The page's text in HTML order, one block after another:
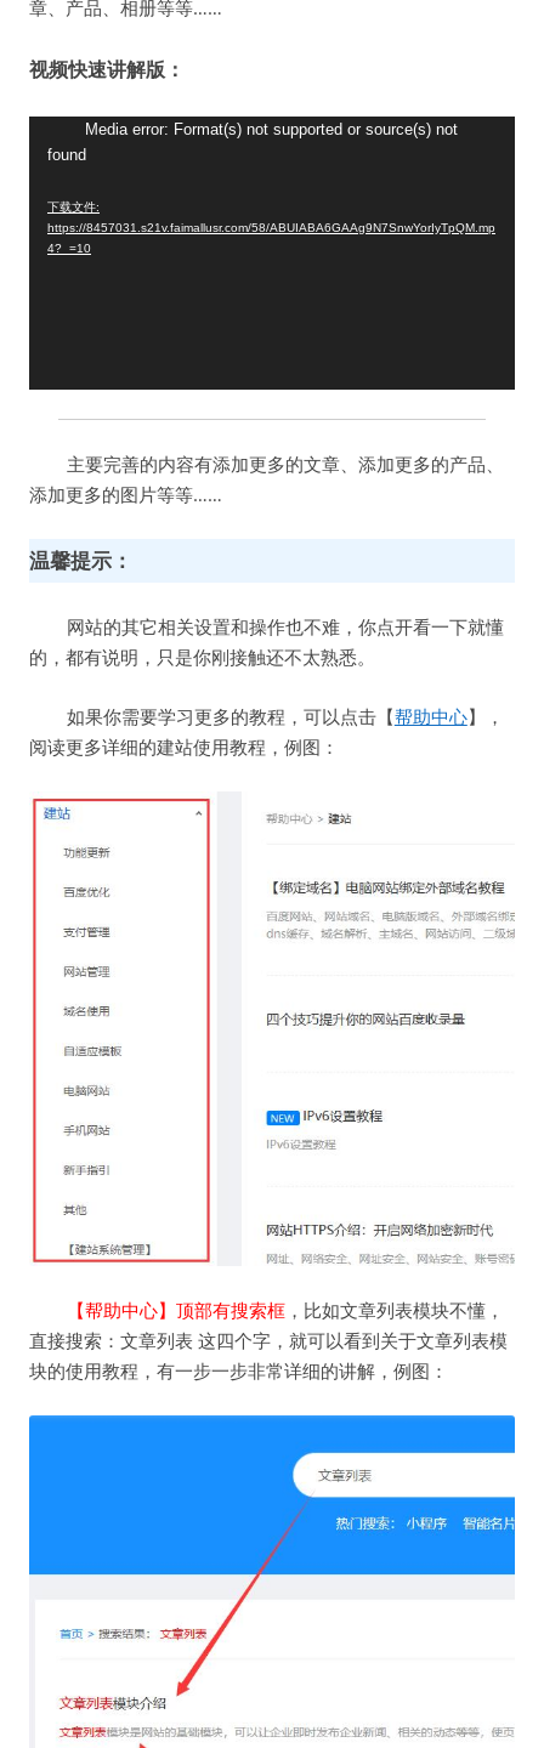
章、产品、相册等等……
视频快速讲解版：
Media error: Format(s) not supported or source(s) not
found
下载文件:
https://8457031.s21v.faimallusr.com/58/ABUIABA6GAAg9N7SnwYorIyTpQM.mp
4?_=10
主要完善的内容有添加更多的文章、添加更多的产品、
添加更多的图片等等……
温馨提示：
网站的其它相关设置和操作也不难，你点开看一下就懂
的，都有说明，只是你刚接触还不太熟悉。
如果你需要学习更多的教程，可以点击【帮助中心】，
阅读更多详细的建站使用教程，例图：
【帮助中心】顶部有搜索框，比如文章列表模块不懂，
直接搜索：文章列表 这四个字，就可以看到关于文章列表模
块的使用教程，有一步一步非常详细的讲解，例图：